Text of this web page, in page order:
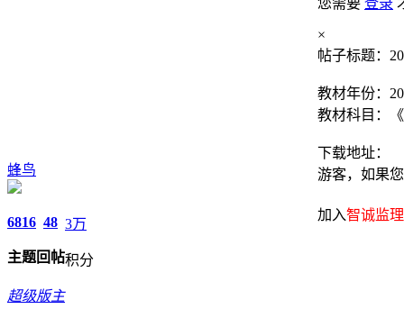
蜂鸟
6816
主题
48
回帖
3万
积分
超级版主
您需要 登录
×
帖子标题：
教材年份：
教材科目：
下载地址：
游客，如果
加入智诚监